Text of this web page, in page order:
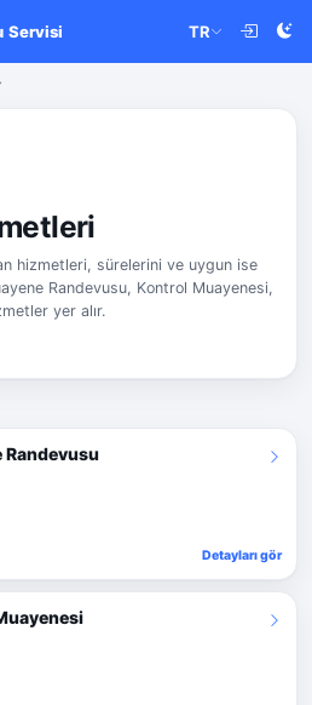
Servisi TR
hizmetleri, sürelerini ve uygun ise
Randevusu, Kontrol Muayenesi,
yer alır.
Randevusu
Detayları gör